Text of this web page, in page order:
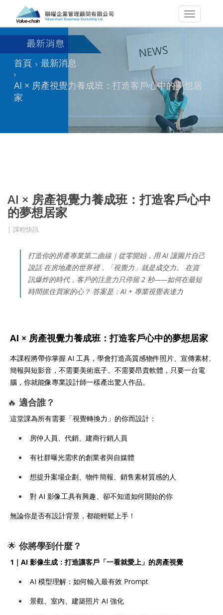
首頁
最新消息
AI × 房產視覺力養成班：打造客戶心中的夢想居
家
AI × 房產視覺力養成班：打造客戶心中
的夢想居家
課程快訊
打造你的房產專業第二曲線｜從零開始，用 AI 讓圖片自己
說話 在房地產的世界裡，「視覺力」就是成交力。 在資
訊爆炸的時代，客戶的注意力只停留 2 秒——如何在最短
時間抓住買家的心？ 答案是：AI + 專業視覺表達力
AI × 房產視覺力養成班：打造客戶心中的夢想居家
本課程將帶你掌握 AI 工具，學會打造高質感物件照片、宣傳素材、
簡報與短影音，不需要美術底子、不需要昂貴軟體，只要一台電
腦，你就能像專業設計師一樣產出驚人作品。
🔥 適合誰？
這堂課為所有需要「視覺轉換力」的你而設計：
房仲人員、代銷、建商行銷人員
有社群曝光需求的創業者與自媒體
想提升案場企劃、物件簡報、銷售素材質感的人
對 AI 影像工具有興趣、卻不知道如何開始的你
無論你是否有設計背景，都能輕鬆上手！
🌟 你將學到什麼？
1｜AI 影像生成：打造讓客戶「一看就愛上」的房產視覺
AI 模型理解：如何輸入最有效 Prompt
景觀、室內、建築照片 AI 強化